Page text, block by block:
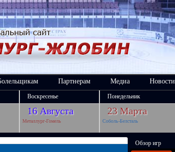
Партнерам Медиа Новости
Воскресенье Понедельник
16 Августа 23 Марта
Металлург-Гомель Соболь-Белсталь
Обзор игр